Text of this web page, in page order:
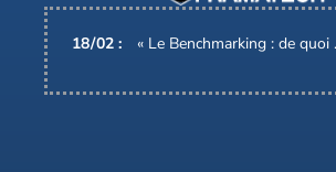
18/02 : « Le Benchmarking : de quoi parle-t-on ? », Interview d’Alain BARONI, Pdg de FRAMATECH